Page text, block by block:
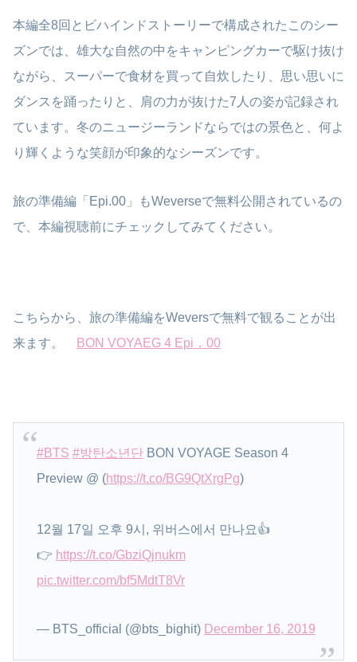
本編全8回とビハインドストーリーで構成されたこのシー
ズンでは、雄大な自然の中をキャンピングカーで駆け抜け
ながら、スーパーで食材を買って自炊したり、思い思いに
ダンスを踊ったりと、肩の力が抜けた7人の姿が記録され
ています。冬のニュージーランドならではの景色と、何よ
り輝くような笑顔が印象的なシーズンです。
旅の準備編「Epi.00」もWeverseで無料公開されているの
で、本編視聴前にチェックしてみてください。
こちらから、旅の準備編をWeversで無料で観ることが出
来ます。
BON VOYAEG 4 Epi．00
#BTS #방탄소년단BON VOYAGE Season 4
Preview @ (https://t.co/BG9QtXrgPg)
12월 17일 오후 9시, 위버스에서 만나요👍
👉 https://t.co/GbziQjnukm
pic.twitter.com/bf5MdtT8Vr
— BTS_official (@bts_bighit) December 16, 2019